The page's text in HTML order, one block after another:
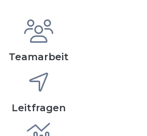
Teamarbeit
Leitfragen